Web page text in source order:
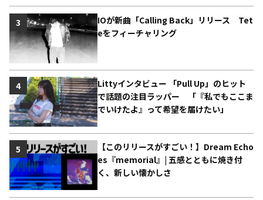
IOが新曲「Calling Back」リリース Tet
eをフィーチャリング
3
Littyインタビュー 「Pull Up」のヒット
で話題の注目ラッパー 「『私でもここま
でいけたよ』って希望を届けたい」
4
【このリリースがすごい！】Dream Echo
es『memorial』| 五感とともに焼き付
く、新しい懐かしさ
5